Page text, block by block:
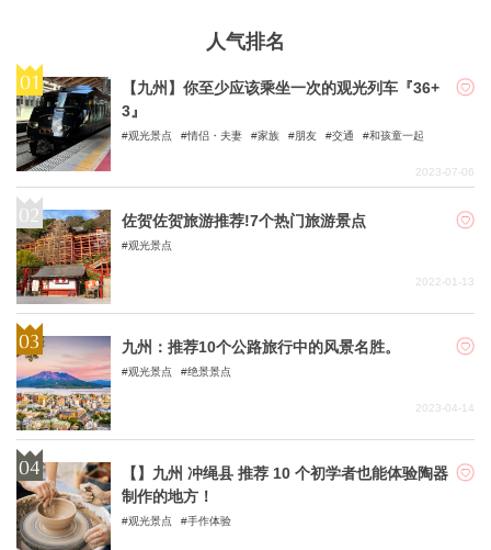
人气排名
【九州】你至少应该乘坐一次的观光列车『36+
3』
观光景点 情侣・夫妻 家族 朋友 交通 和孩童一起
2023-07-06
佐贺佐贺旅游推荐!7个热门旅游景点
观光景点
2022-01-13
九州：推荐10个公路旅行中的风景名胜。
观光景点 绝景景点
2023-04-14
【】九州 冲绳县 推荐 10 个初学者也能体验陶器
制作的地方！
观光景点 手作体验